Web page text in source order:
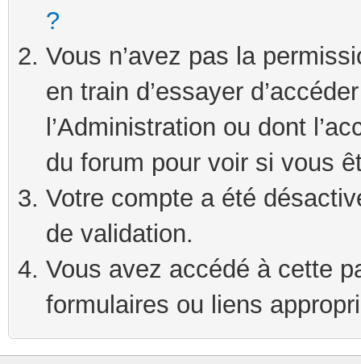
?
Vous n’avez pas la
en train d’essayer
l’Administration ou dont
du forum pour voir si vous
Votre compte a été
de validation.
Vous avez accédé à cette
formulaires ou liens